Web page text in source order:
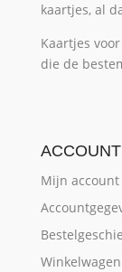
kaartjes, al
Kaartjes
die de
ACCOUNT
Mijn account
Winkelwagen